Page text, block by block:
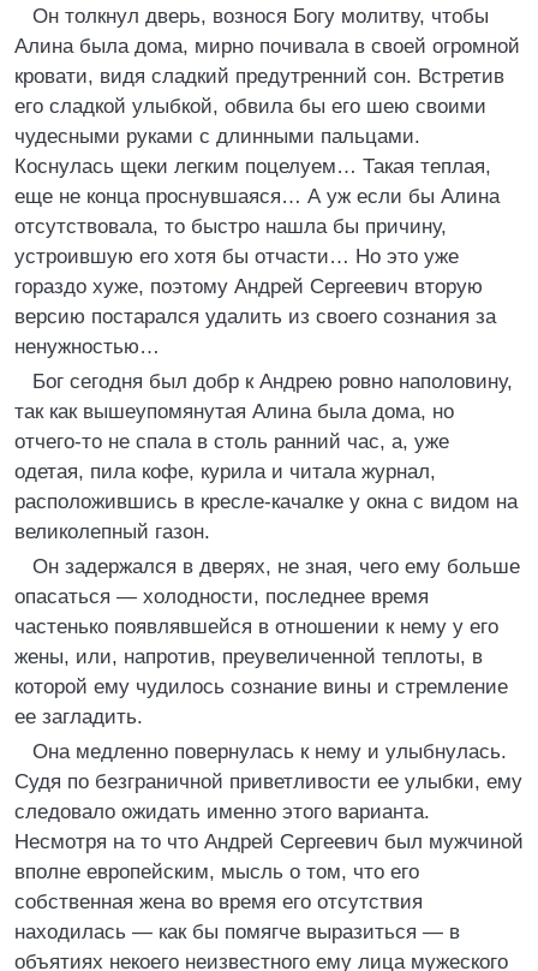
Он толкнул дверь, вознося Богу молитву, чтобы
Алина была дома, мирно почивала в своей огромной
кровати, видя сладкий предутренний сон. Встретив
его сладкой улыбкой, обвила бы его шею своими
чудесными руками с длинными пальцами.
Коснулась щеки легким поцелуем… Такая теплая,
еще не конца проснувшаяся… А уж если бы Алина
отсутствовала, то быстро нашла бы причину,
устроившую его хотя бы отчасти… Но это уже
гораздо хуже, поэтому Андрей Сергеевич вторую
версию постарался удалить из своего сознания за
ненужностью…
Бог сегодня был добр к Андрею ровно наполовину,
так как вышеупомянутая Алина была дома, но
отчего-то не спала в столь ранний час, а, уже
одетая, пила кофе, курила и читала журнал,
расположившись в кресле-качалке у окна с видом на
великолепный газон.
Он задержался в дверях, не зная, чего ему больше
опасаться — холодности, последнее время
частенько появлявшейся в отношении к нему у его
жены, или, напротив, преувеличенной теплоты, в
которой ему чудилось сознание вины и стремление
ее загладить.
Она медленно повернулась к нему и улыбнулась.
Судя по безграничной приветливости ее улыбки, ему
следовало ожидать именно этого варианта.
Несмотря на то что Андрей Сергеевич был мужчиной
вполне европейским, мысль о том, что его
собственная жена во время его отсутствия
находилась — как бы помягче выразиться — в
объятиях некоего неизвестного ему лица мужеского